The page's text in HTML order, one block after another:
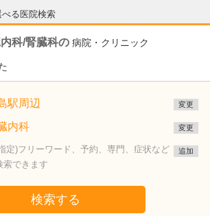
べる医院検索
科/腎臓科の 病院・クリニック
駅周辺 変更
内科 変更
定)フリーワード、予約、専門、症状など
索できます
追加
検索する